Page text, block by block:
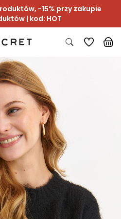
-15% przy zakupie
| kod: HOT